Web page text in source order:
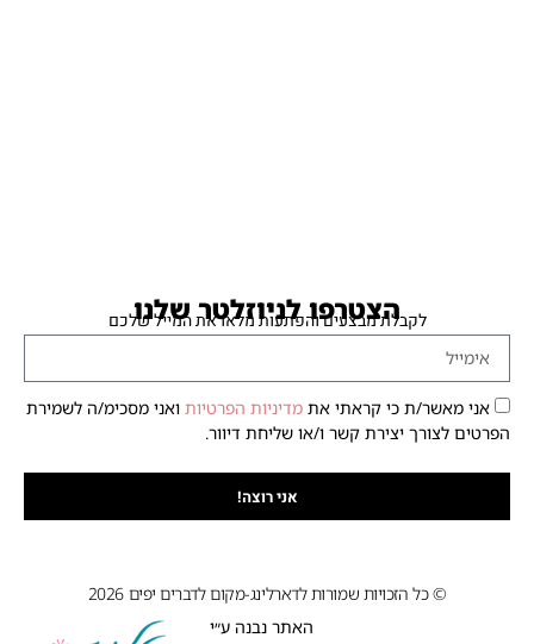
הצטרפו לניוזלטר שלנו
לקבלת מבצעים והפתעות מלאו את המייל שלכם
אני מאשר/ת כי קראתי אתמדיניות הפרטיותואני מסכימ/ה לשמירת
הפרטים לצורך יצירת קשר ו/או שליחת דיוור.
אני רוצה!
© כל הזכויות שמורות לדארלינג-מקום לדברים יפים 2026
האתר נבנה ע״י